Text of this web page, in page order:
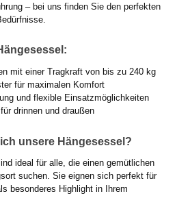
– bei uns finden Sie den perfekten
mit einer Tragkraft von bis zu 240 kg
für maximalen Komfort
und flexible Einsatzmöglichkeiten
drinnen und draußen
unsere Hängesessel?
ideal für alle, die einen gemütlichen
suchen. Sie eignen sich perfekt für
besonderes Highlight in Ihrem